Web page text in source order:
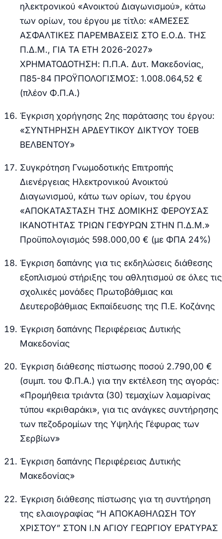
ηλεκτρονικού «Ανοικτού Διαγωνισμού», κάτω
των ορίων, του έργου με τίτλο: «ΑΜΕΣΕΣ
ΑΣΦΑΛΤΙΚΕΣ ΠΑΡΕΜΒΑΣΕΙΣ ΣΤΟ Ε.Ο.Δ. ΤΗΣ
Π.Δ.Μ., ΓΙΑ ΤΑ ΕΤΗ 2026-2027»
ΧΡΗΜΑΤΟΔΟΤΗΣΗ: Π.Π.Α. Δυτ. Μακεδονίας,
Π85-84 ΠΡΟΫΠΟΛΟΓΙΣΜΟΣ: 1.008.064,52 €
(πλέον Φ.Π.Α.)
Έγκριση χορήγησης 2ης παράτασης του έργου:
«ΣΥΝΤΗΡΗΣΗ ΑΡΔΕΥΤΙΚΟΥ ΔΙΚΤΥΟΥ ΤΟΕΒ
ΒΕΛΒΕΝΤΟΥ»
Συγκρότηση Γνωμοδοτικής Επιτροπής
Διενέργειας Ηλεκτρονικού Ανοικτού
Διαγωνισμού, κάτω των ορίων, του έργου
«ΑΠΟΚΑΤΑΣΤΑΣΗ ΤΗΣ ΔΟΜΙΚΗΣ ΦΕΡΟΥΣΑΣ
ΙΚΑΝΟΤΗΤΑΣ ΤΡΙΩΝ ΓΕΦΥΡΩΝ ΣΤΗΝ Π.Δ.Μ.»
Προϋπολογισμός 598.000,00 € (με ΦΠΑ 24%)
Έγκριση δαπάνης για τις εκδηλώσεις διάθεσης
εξοπλισμού στήριξης του αθλητισμού σε όλες τις
σχολικές μονάδες Πρωτοβάθμιας και
Δευτεροβάθμιας Εκπαίδευσης της Π.Ε. Κοζάνης
Έγκριση δαπάνης Περιφέρειας Δυτικής
Μακεδονίας
Έγκριση διάθεσης πίστωσης ποσού 2.790,00 €
(συμπ. του Φ.Π.Α.) για την εκτέλεση της αγοράς:
«Προμήθεια τριάντα (30) τεμαχίων λαμαρίνας
τύπου «κριθαράκι», για τις ανάγκες συντήρησης
των πεζοδρομίων της Υψηλής Γέφυρας των
Σερβίων»
Έγκριση δαπάνης Περιφέρειας Δυτικής
Μακεδονίας»
Έγκριση διάθεσης πίστωσης για τη συντήρηση
της ελαιογραφίας “Η ΑΠΟΚΑΘΗΛΩΣΗ ΤΟΥ
ΧΡΙΣΤΟΥ” ΣΤΟΝ Ι.Ν ΑΓΙΟΥ ΓΕΩΡΓΙΟΥ ΕΡΑΤΥΡΑΣ